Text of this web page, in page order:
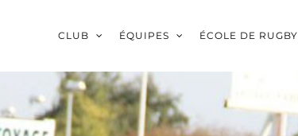
CLUB ÉQUIPES ÉCOLE DE RUGBY